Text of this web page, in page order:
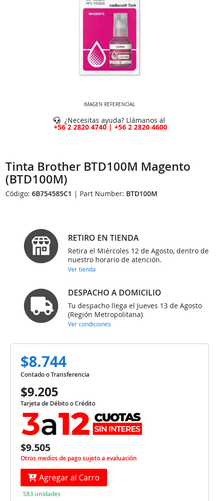
IMAGEN REFERENCIAL
¿Necesitas ayuda? Llámanos al
+56 2 2820 4740 | +56 2 2820 4600
Tinta Brother BTD100M Magento
(BTD100M)
Código:6B754585C1 | Part Number: BTD100M
RETIRO EN TIENDA
Retira el Miércoles 12 de Agosto, dentro de
nuestro horario de atención.
Ver tienda
DESPACHO A DOMICILIO
Tu despacho llega el Jueves 13 de Agosto
(Región Metropolitana)
Ver condiciones
$8.744
Contado o Transferencia
$9.205
Tarjeta de Débito o Crédito
$9.505
Otros medios de pago sujeto a evaluación
Agregar al Carro
583 unidades